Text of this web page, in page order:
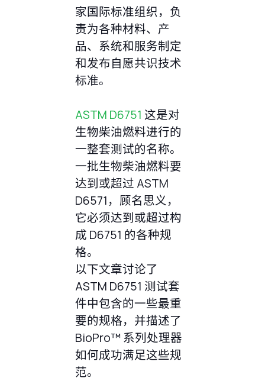
家国际标准组织，负
责为各种材料、产
品、系统和服务制定
和发布自愿共识技术
标准。
ASTM D6751 这是对
生物柴油燃料进行的
一整套测试的名称。
一批生物柴油燃料要
达到或超过 ASTM
D6571，顾名思义，
它必须达到或超过构
成 D6751 的各种规
格。
以下文章讨论了
ASTM D6751 测试套
件中包含的一些最重
要的规格，并描述了
BioPro™ 系列处理器
如何成功满足这些规
范。